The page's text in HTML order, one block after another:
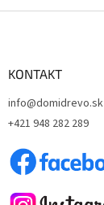
KONTAKT
info@domidrevo.sk
+421 948 282 289